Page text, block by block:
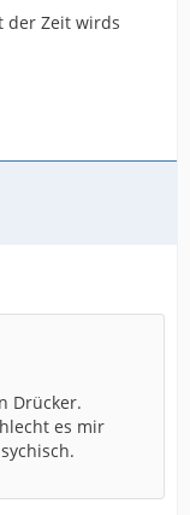
der Zeit wirds
Drücker.
es mir